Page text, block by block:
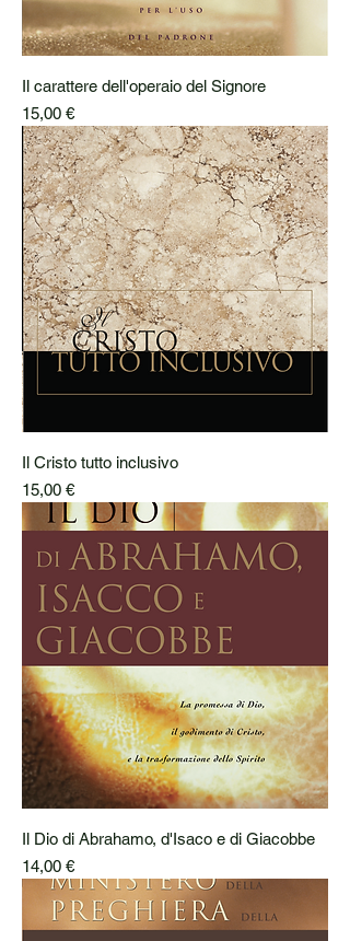
Il carattere dell'operaio del Signore
Prezzo
15,00 €
Il Cristo tutto inclusivo
Prezzo
15,00 €
Il Dio di Abrahamo, d'Isaco e di Giacobbe
Prezzo
14,00 €